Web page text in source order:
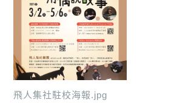
飛人集社駐校海報.jpg